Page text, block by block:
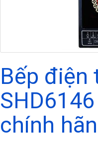
Bếp điện
chính